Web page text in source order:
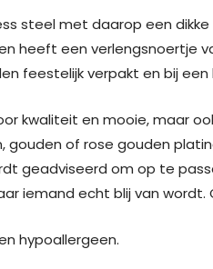
steel met daarop een
heeft een verlengsnoertje
feestelijk verpakt en bij
kwaliteit en mooie, maar
of rose gouden
geadviseerd om op te
iemand echt blij van wordt.
hypoallergeen.